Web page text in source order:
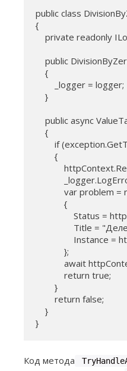
public class
{
private readonly
public
    {
        _logger = logger;
    }
public async
    {
if
        {
var
            {
Status
Title =
            };
await
            return true;
        }
        return false;
    }
}
Код метода